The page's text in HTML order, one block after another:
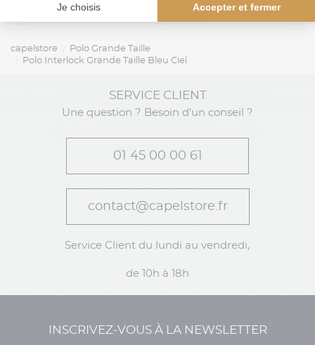
capelstore
Polo Grande Taille
Polo Interlock Grande Taille Bleu Ciel
SERVICE CLIENT
Une question ? Besoin d'un conseil ?
01 45 00 00 61
contact@capelstore.fr
Service Client du lundi au vendredi,
de 10h à 18h
INSCRIVEZ-VOUS À LA NEWSLETTER